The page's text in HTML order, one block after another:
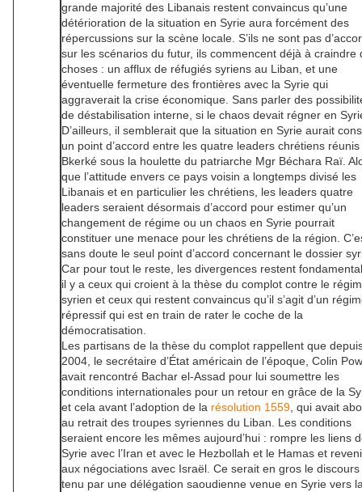
grande majorité des Libanais restent convaincus qu’une
détérioration de la situation en Syrie aura forcément des
répercussions sur la scène locale. S’ils ne sont pas
sur les scénarios du futur, ils commencent déjà à craindre
choses : un afflux de réfugiés syriens au Liban, et une
éventuelle fermeture des frontières avec la Syrie qui
aggraverait la crise économique. Sans parler des
de déstabilisation interne, si le chaos devait régner en
D’ailleurs, il semblerait que la situation en Syrie aurait
un point d’accord entre les quatre leaders chrétiens réunis
Bkerké sous la houlette du patriarche Mgr Béchara Raï.
que l’attitude envers ce pays voisin a longtemps divisé les
Libanais et en particulier les chrétiens, les leaders quatre
leaders seraient désormais d’accord pour estimer qu’un
changement de régime ou un chaos en Syrie pourrait
constituer une menace pour les chrétiens de la région.
sans doute le seul point d’accord concernant le dossier
Car pour tout le reste, les divergences restent
il y a ceux qui croient à la thèse du complot contre le
syrien et ceux qui restent convaincus qu’il s’agit d’un
répressif qui est en train de rater le coche de la
démocratisation.
Les partisans de la thèse du complot rappellent que
2004, le secrétaire d’État américain de l’époque, Colin
avait rencontré Bachar el-Assad pour lui soumettre les
conditions internationales pour un retour en grâce de la
et cela avant l’adoption de la résolution 1559 , qui avait
au retrait des troupes syriennes du Liban. Les conditions
seraient encore les mêmes aujourd’hui : rompre les liens
Syrie avec l’Iran et avec le Hezbollah et le Hamas et
aux négociations avec Israël. Ce serait en gros le discours
tenu par une délégation saoudienne venue en Syrie vers